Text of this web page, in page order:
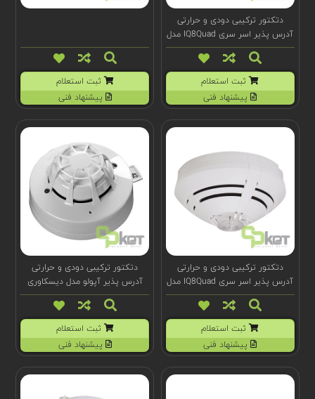
دتکتور ترکیبی دودی و حرارتی
آدرس پذیر اسر سری IQ8Quad مدل
802375.IN
ثبت استعلام
پیشنهاد فنی
ثبت استعلام
پیشنهاد فنی
دتکتور ترکیبی دودی و حرارتی
آدرس پذیر اسر سری IQ8Quad مدل
802373
ثبت استعلام
پیشنهاد فنی
دتکتور ترکیبی دودی و حرارتی
آدرس پذیر آپولو مدل دیسکاوری
58000-700SIL
ثبت استعلام
پیشنهاد فنی